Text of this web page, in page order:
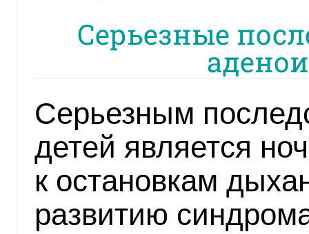
Серьезные
Серьезным
детей является
к остановкам
развитию